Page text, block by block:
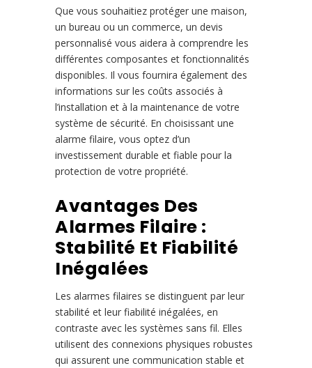
Que vous souhaitiez protéger une maison,
un bureau ou un commerce, un devis
personnalisé vous aidera à comprendre les
différentes composantes et fonctionnalités
disponibles. Il vous fournira également des
informations sur les coûts associés à
l’installation et à la maintenance de votre
système de sécurité. En choisissant une
alarme filaire, vous optez d’un
investissement durable et fiable pour la
protection de votre propriété.
Avantages Des
Alarmes Filaire :
Stabilité Et Fiabilité
Inégalées
Les alarmes filaires se distinguent par leur
stabilité et leur fiabilité inégalées, en
contraste avec les systèmes sans fil. Elles
utilisent des connexions physiques robustes
qui assurent une communication stable et